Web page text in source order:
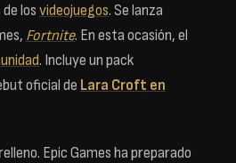
losvideojuegos. Se lanza
Fortnite. En esta ocasión, el
. Incluye un pack
oficial de Lara Croft en
Epic Games ha preparado